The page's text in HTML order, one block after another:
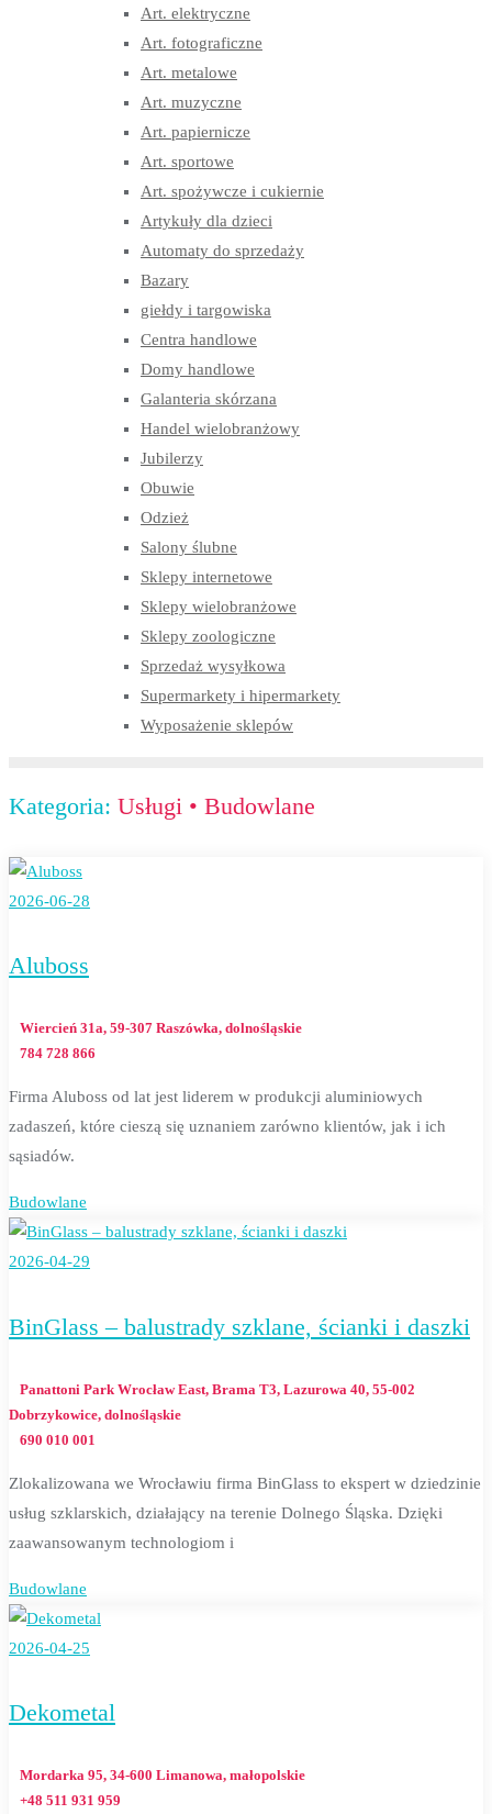
Art. elektryczne
Art. fotograficzne
Art. metalowe
Art. muzyczne
Art. papiernicze
Art. sportowe
Art. spożywcze i cukiernie
Artykuły dla dzieci
Automaty do sprzedaży
Bazary
giełdy i targowiska
Centra handlowe
Domy handlowe
Galanteria skórzana
Handel wielobranżowy
Jubilerzy
Obuwie
Odzież
Salony ślubne
Sklepy internetowe
Sklepy wielobranżowe
Sklepy zoologiczne
Sprzedaż wysyłkowa
Supermarkety i hipermarkety
Wyposażenie sklepów
Kategoria: Usługi • Budowlane
2026-06-28
Aluboss
Wiercień 31a, 59-307 Raszówka, dolnośląskie
784 728 866
Firma Aluboss od lat jest liderem w produkcji aluminiowych
zadaszeń, które cieszą się uznaniem zarówno klientów, jak i ich
sąsiadów.
Budowlane
2026-04-29
BinGlass – balustrady szklane, ścianki i daszki
Panattoni Park Wrocław East, Brama T3, Lazurowa 40, 55-002
Dobrzykowice, dolnośląskie
690 010 001
Zlokalizowana we Wrocławiu firma BinGlass to ekspert w dziedzinie
usług szklarskich, działający na terenie Dolnego Śląska. Dzięki
zaawansowanym technologiom i
Budowlane
2026-04-25
Dekometal
Mordarka 95, 34-600 Limanowa, małopolskie
+48 511 931 959